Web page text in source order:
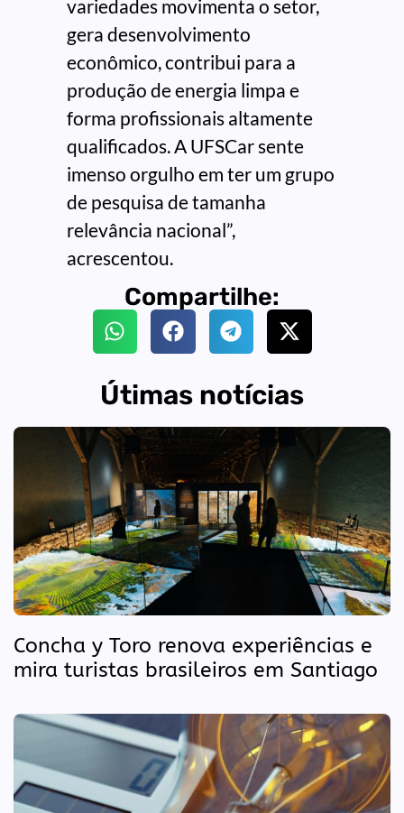
variedades movimenta o setor,
gera desenvolvimento
econômico, contribui para a
produção de energia limpa e
forma profissionais altamente
qualificados. A UFSCar sente
imenso orgulho em ter um grupo
de pesquisa de tamanha
relevância nacional”,
acrescentou.
Compartilhe:
Útimas notícias
Concha y Toro renova experiências e
mira turistas brasileiros em Santiago